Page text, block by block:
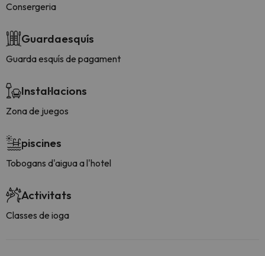
Consergeria
Guardaesquís
Guarda esquís de pagament
Instal·lacions
Zona de juegos
piscines
Tobogans d'aigua a l'hotel
Activitats
Classes de ioga